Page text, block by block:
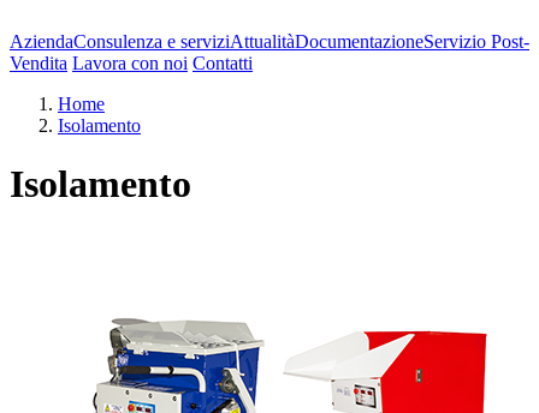
AziendaConsulenza e serviziAttualitàDocumentazioneServizio Post-
Vendita Lavora con noi Contatti
Home
Isolamento
Isolamento